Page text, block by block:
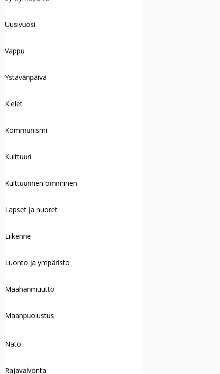
Uusivuosi
Vappu
Ystävänpäivä
Kielet
Kommunismi
Kulttuuri
Kulttuurinen omiminen
Lapset ja nuoret
Liikenne
Luonto ja ympäristö
Maahanmuutto
Maanpuolustus
Nato
Rajavalvonta